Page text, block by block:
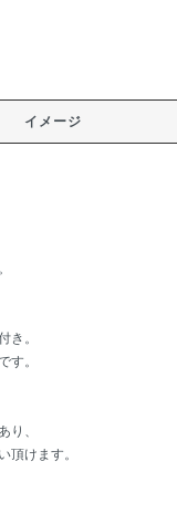
イメージ
き。
す。
り、
頂けます。